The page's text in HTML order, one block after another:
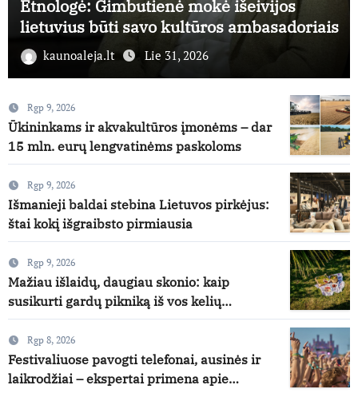
diena“ – pasaulinė Kate Bush gerbėjų
tradicija atkeliauja į Lietuvą
kaunoaleja.lt Lie 23, 2026
Rgp 9, 2026
Ūkininkams ir akvakultūros įmonėms – dar
15 mln. eurų lengvatinėms paskoloms
Rgp 9, 2026
Išmanieji baldai stebina Lietuvos pirkėjus:
štai kokį išgraibsto pirmiausia
Rgp 9, 2026
Mažiau išlaidų, daugiau skonio: kaip
susikurti gardų pikniką iš vos kelių
produktų
Rgp 8, 2026
Festivaliuose pavogti telefonai, ausinės ir
laikrodžiai – ekspertai primena apie